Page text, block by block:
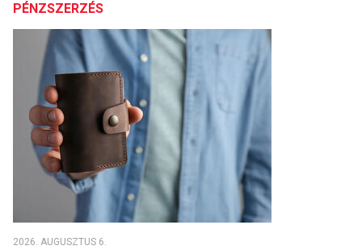
PÉNZSZERZÉS
2026. AUGUSZTUS 6.